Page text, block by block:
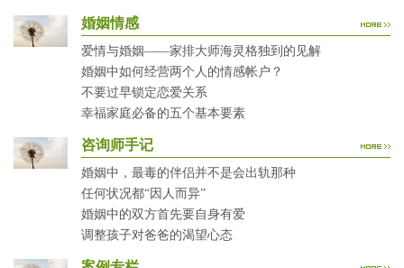
婚姻情感
爱情与婚姻——家排大师海灵格独到的见解
婚姻中如何经营两个人的情感帐户？
不要过早锁定恋爱关系
幸福家庭必备的五个基本要素
咨询师手记
婚姻中，最毒的伴侣并不是会出轨那种
任何状况都“因人而异”
婚姻中的双方首先要自身有爱
调整孩子对爸爸的渴望心态